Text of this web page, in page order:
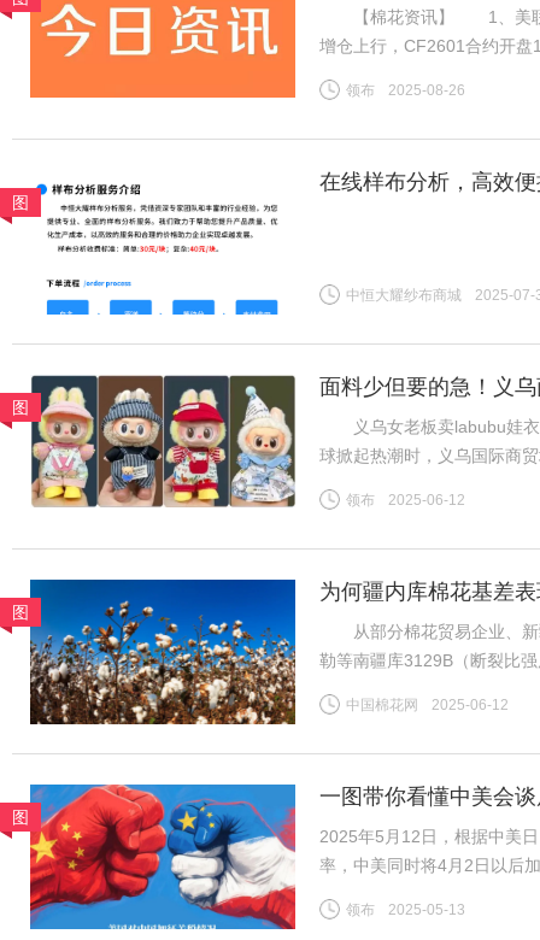
【棉花资讯】 1、美联储
增仓上行，CF2601合约开
增订单数量有限，但旺季需
领布 2025-08-26
图
在线样布分析，高效
中恒大耀纱布商城 2025-07-
图
面料少但要的急！义
义乌女老板卖labubu娃衣
球掀起热潮时，义乌国际商
终空空如也——订单像潮水
领布 2025-06-12
图
为何疆内库棉花基差
从部分棉花贸易企业、新
勒等南疆库3129B（断裂比
比强度28-30CN/TEX）基差
中国棉花网 2025-06-12
图
一图带你看懂中美会
2025年5月12日，根据中美
率，中美同时将4月2日以后
施24%。再加上2月美国以芬
领布 2025-05-13